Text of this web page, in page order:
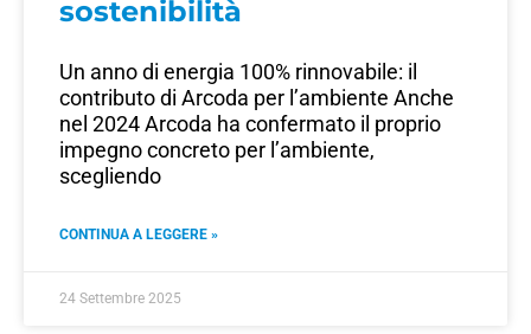
sostenibilità
Un anno di energia 100% rinnovabile: il
contributo di Arcoda per l’ambiente Anche
nel 2024 Arcoda ha confermato il proprio
impegno concreto per l’ambiente,
scegliendo
CONTINUA A LEGGERE »
24 Settembre 2025